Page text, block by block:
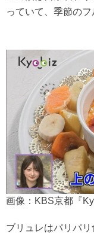
っていて、季節の
画像：KBS京都『
ブリュレはパリパ